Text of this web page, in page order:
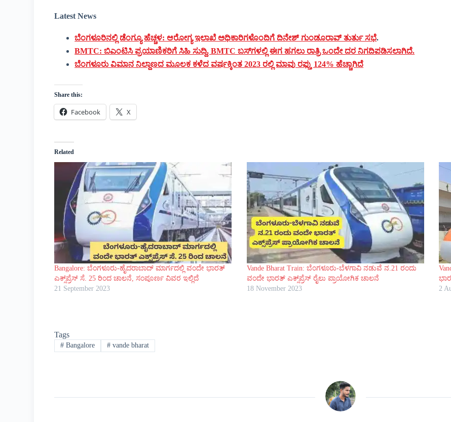
Latest News
ಬೆಂಗಳೂರಿನಲ್ಲಿ ಡೆಂಗ್ಯೂ ಹೆಚ್ಚಳ: ಆರೋಗ್ಯ ಇಲಾಖೆ ಅಧಿಕಾರಿಗಳೊಂದಿಗೆ ದಿನೇಶ್ ಗುಂಡೂರಾವ್ ತುರ್ತು ಸಭೆ.
BMTC: ಬಿಎಂಟಿಸಿ ಪ್ರಯಾಣಿಕರಿಗೆ ಸಿಹಿ ಸುದ್ದಿ, BMTC ಬಸ್‌ಗಳಲ್ಲಿ ಈಗ ಹಗಲು ರಾತ್ರಿ ಒಂದೇ ದರ ನಿಗದಿಪಡಿಸಲಾಗಿದೆ.
ಬೆಂಗಳೂರು ವಿಮಾನ ನಿಲ್ದಾಣದ ಮೂಲಕ ಕಳೆದ ವರ್ಷಕ್ಕಿಂತ 2023 ರಲ್ಲಿ ಮಾವು ರಫ್ತು 124% ಹೆಚ್ಚಾಗಿದೆ
Share this:
Facebook X
Related
Bangalore: ಬೆಂಗಳೂರು-ಹೈದರಾಬಾದ್ ಮಾರ್ಗದಲ್ಲಿ ವಂದೇ ಭಾರತ್
ಎಕ್ಸ್‌ಪ್ರೆಸ್ ಸೆ. 25 ರಿಂದ ಚಾಲನೆ, ಸಂಪೂರ್ಣ ವಿವರ ಇಲ್ಲಿದೆ
21 September 2023
Vande Bharat Train: ಬೆಂಗಳೂರು-ಬೆಳಗಾವಿ ನಡುವೆ ನ.21 ರಂದು
ವಂದೇ ಭಾರತ್ ಎಕ್ಸ್‌ಪ್ರೆಸ್ ರೈಲು ಪ್ರಾಯೋಗಿಕ ಚಾಲನೆ
18 November 2023
2
Tags
# Bangalore #vande bharat